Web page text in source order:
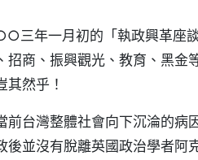
三年一月初的「執政興革座
商、振興觀光、教育、黑金
然乎！
台灣整體社會向下沉淪的病
並沒有脫離英國政治學者阿